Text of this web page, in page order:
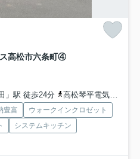
高松市六条町④
」駅 徒歩24分
高松琴平電気鉄道長尾線「元山」駅 徒歩27分
豊富
ウォークインクロゼット
システムキッチン